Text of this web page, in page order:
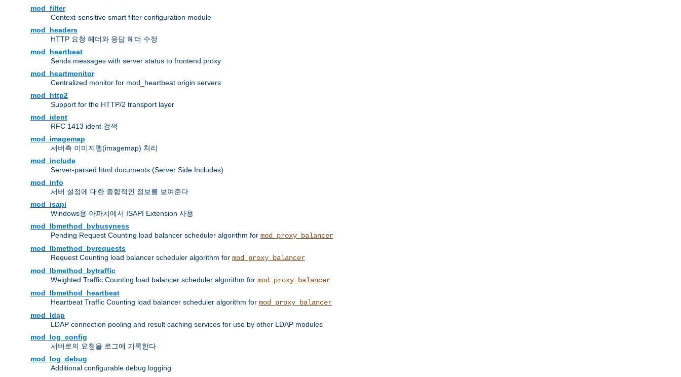
mod_filter
Context-sensitive smart filter configuration module
mod_headers
HTTP 요청 헤더와 응답 헤더 수정
mod_heartbeat
Sends messages with server status to frontend proxy
mod_heartmonitor
Centralized monitor for mod_heartbeat origin servers
mod_http2
Support for the HTTP/2 transport layer
mod_ident
RFC 1413 ident 검색
mod_imagemap
서버측 이미지맵(imagemap) 처리
mod_include
Server-parsed html documents (Server Side Includes)
mod_info
서버 설정에 대한 종합적인 정보를 보여준다
mod_isapi
Windows용 아파치에서 ISAPI Extension 사용
mod_lbmethod_bybusyness
Pending Request Counting load balancer scheduler algorithm for mod_proxy_balancer
mod_lbmethod_byrequests
Request Counting load balancer scheduler algorithm for mod_proxy_balancer
mod_lbmethod_bytraffic
Weighted Traffic Counting load balancer scheduler algorithm for mod_proxy_balancer
mod_lbmethod_heartbeat
Heartbeat Traffic Counting load balancer scheduler algorithm for mod_proxy_balancer
mod_ldap
LDAP connection pooling and result caching services for use by other LDAP modules
mod_log_config
서버로의 요청을 로그에 기록한다
mod_log_debug
Additional configurable debug logging